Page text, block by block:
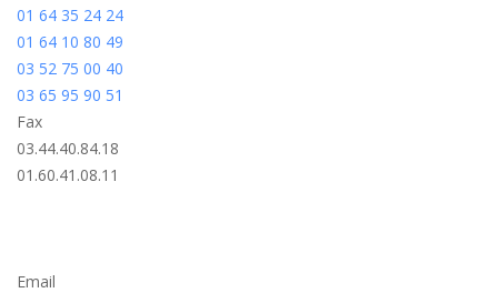
01 64 35 24 24
01 64 10 80 49
03 52 75 00 40
03 65 95 90 51
Fax
03.44.40.84.18
01.60.41.08.11
Email